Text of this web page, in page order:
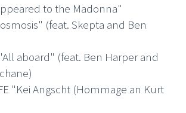
to the Madonna"
(feat. Skepta and Ben
"All aboard" (feat. Ben Harper and
"Kei Angscht (Hommage an Kurt